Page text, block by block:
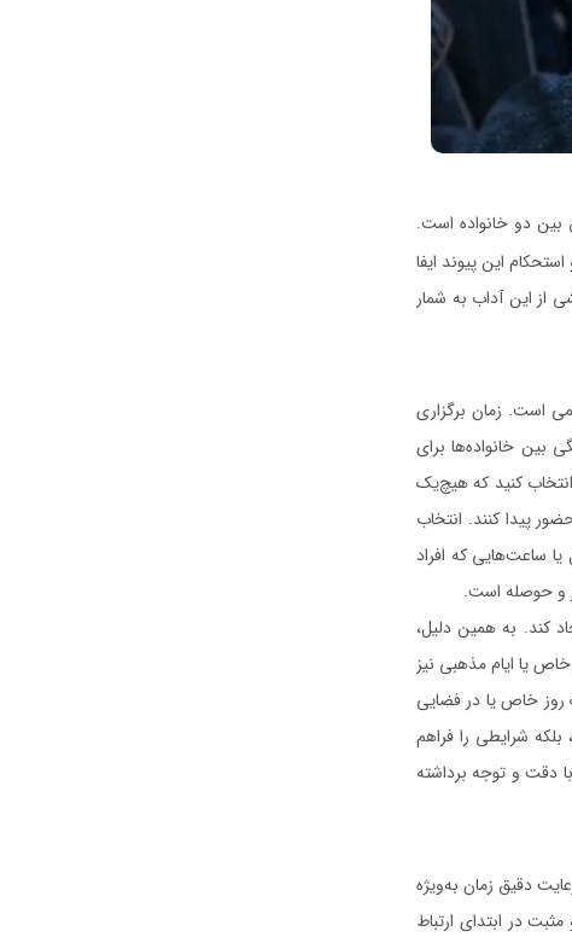
بین دو خانواده است.
این پیوند ایفا
از این آداب به شمار
است. زمان برگزاری
بین خانواده‌ها برای
کنید که هیچ‌یک
پیدا کنند. انتخاب
ساعت‌هایی که افراد
و حوصله است.
کند. به همین دلیل،
یا ایام مذهبی نیز
روز خاص یا در فضایی
شرایطی را فراهم
دقت و توجه برداشته
دقیق زمان به‌ویژه
در ابتدای ارتباط